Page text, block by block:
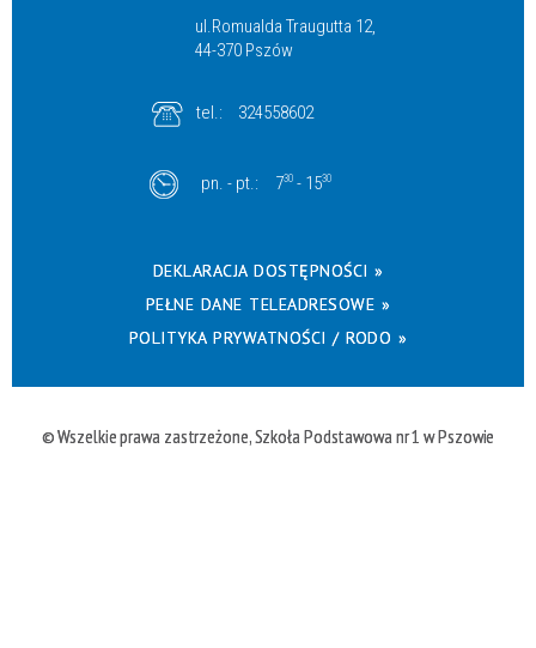
ul.Romualda Traugutta 12,
44-370 Pszów
tel.: 324558602
pn. - pt.: 730 - 1530
DEKLARACJA DOSTĘPNOŚCI »
PEŁNE DANE TELEADRESOWE »
POLITYKA PRYWATNOŚCI / RODO »
© Wszelkie prawa zastrzeżone, Szkoła Podstawowa nr 1 w Pszowie